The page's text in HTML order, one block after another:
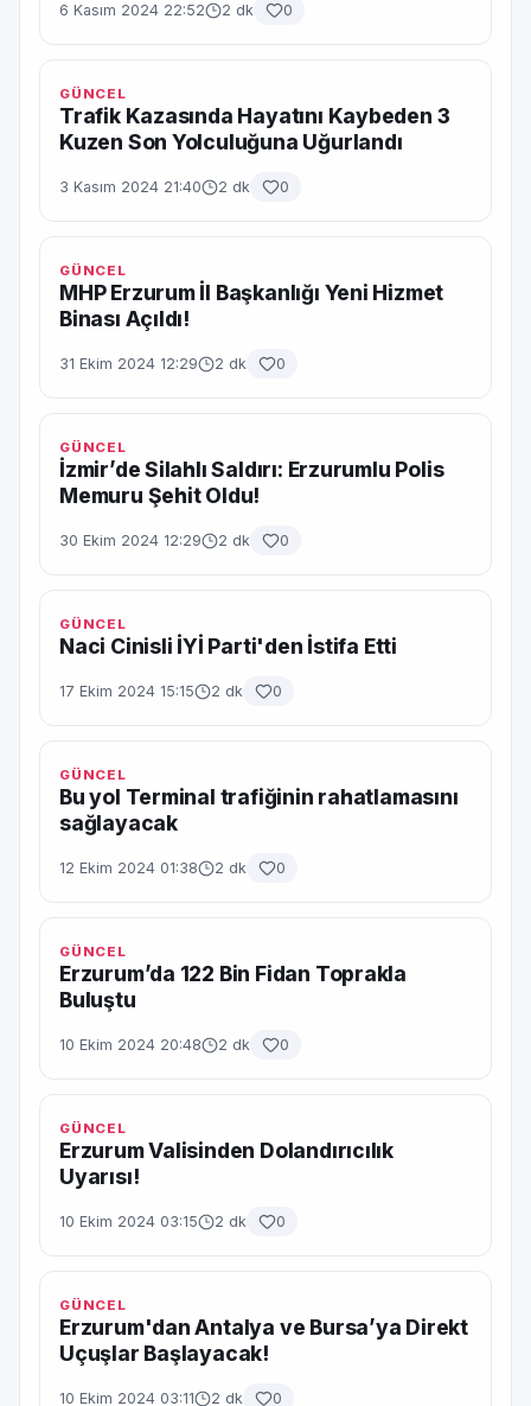
6 Kasım 2024 22:52 2 dk 0
GÜNCEL
Trafik Kazasında Hayatını Kaybeden 3
Kuzen Son Yolculuğuna Uğurlandı
3 Kasım 2024 21:40 2 dk 0
GÜNCEL
MHP Erzurum İl Başkanlığı Yeni Hizmet
Binası Açıldı!
31 Ekim 2024 12:29 2 dk 0
GÜNCEL
İzmir’de Silahlı Saldırı: Erzurumlu Polis
Memuru Şehit Oldu!
30 Ekim 2024 12:29 2 dk 0
GÜNCEL
Naci Cinisli İYİ Parti'den İstifa Etti
17 Ekim 2024 15:15 2 dk 0
GÜNCEL
Bu yol Terminal trafiğinin rahatlamasını
sağlayacak
12 Ekim 2024 01:38 2 dk 0
GÜNCEL
Erzurum’da 122 Bin Fidan Toprakla
Buluştu
10 Ekim 2024 20:48 2 dk 0
GÜNCEL
Erzurum Valisinden Dolandırıcılık
Uyarısı!
10 Ekim 2024 03:15 2 dk 0
GÜNCEL
Erzurum'dan Antalya ve Bursa’ya Direkt
Uçuşlar Başlayacak!
10 Ekim 2024 03:11 2 dk 0